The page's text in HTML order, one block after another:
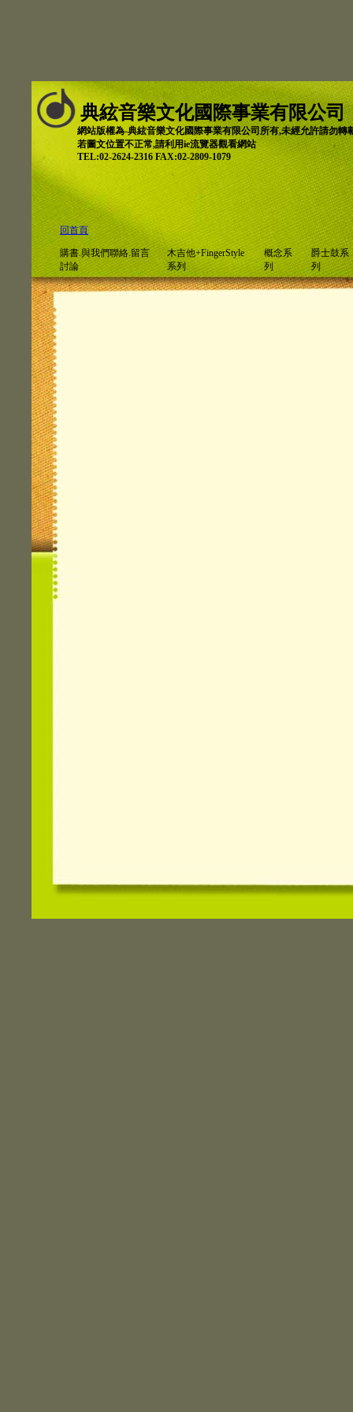
典絃音樂文化國際事業有限公司
網站版權為-典絃音樂文化國際事業有限公司所有,未經允許請勿轉
若圖文位置不正常,請利用ie流覽器觀看網站
TEL:02-2624-2316 FAX:02-2809-1079
回首頁
購書.與我們聯絡.留言
討論
木吉他+FingerStyle
系列
概念系
列
爵士鼓系
列